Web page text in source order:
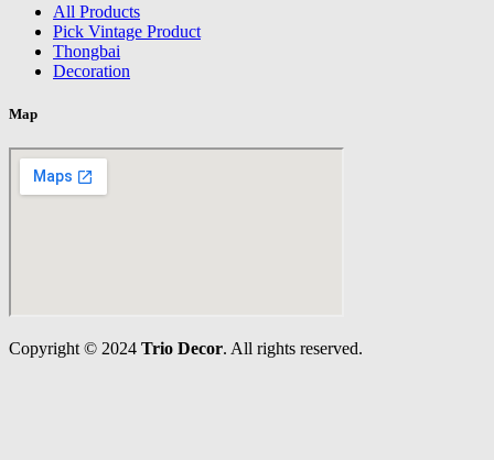
All Products
Pick Vintage Product
Thongbai
Decoration
Map
Copyright © 2024 Trio Decor. All rights reserved.